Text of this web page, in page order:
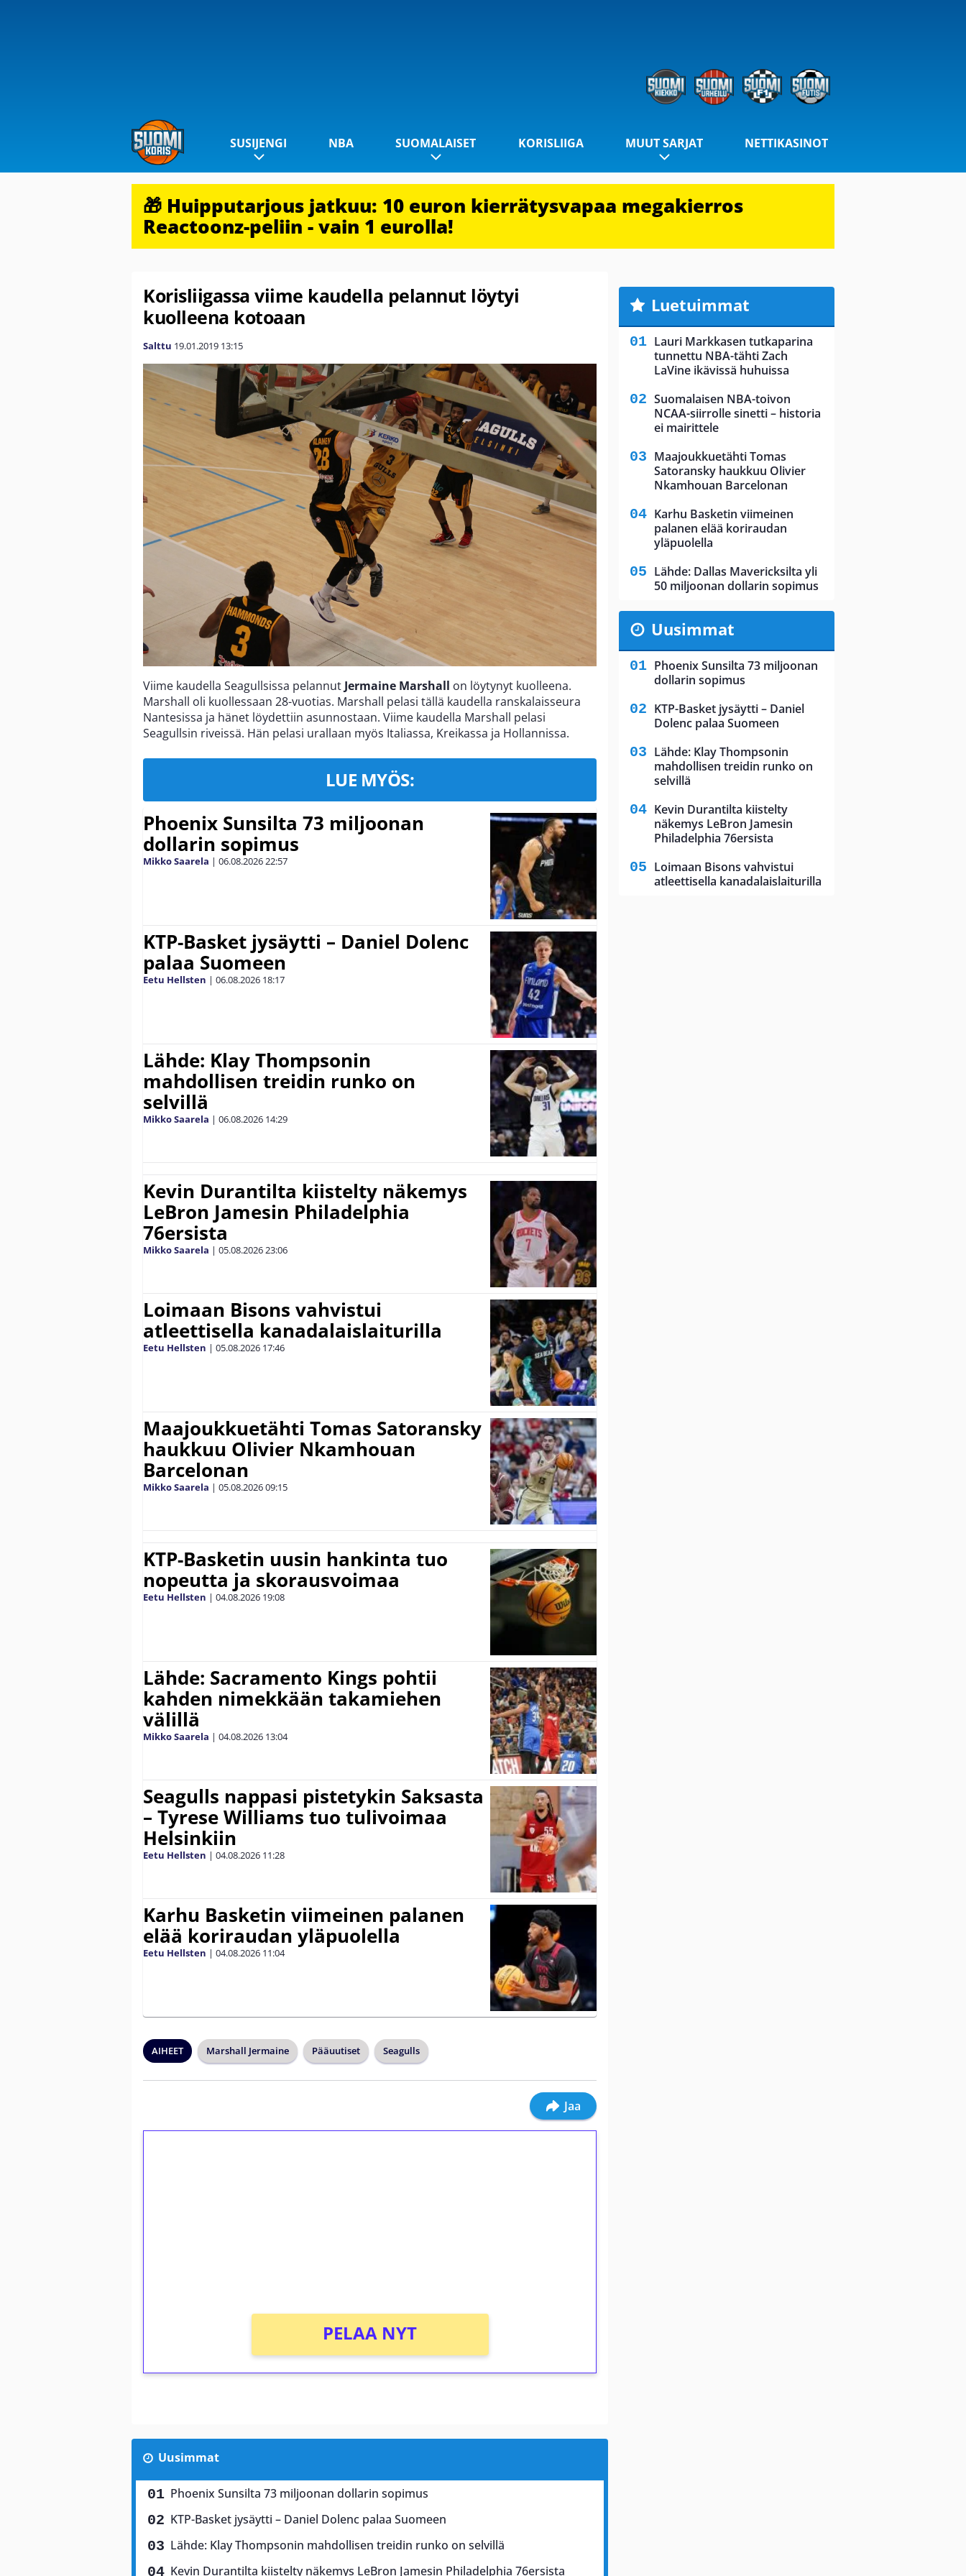
SUSIJENGI NBA SUOMALAISET KORISLIIGA MUUT SARJAT NETTIKASINOT
🎁 Huipputarjous jatkuu: 10 euron kierrätysvapaa megakierros
Reactoonz-peliin - vain 1 eurolla!
Korisliigassa viime kaudella pelannut löytyi
kuolleena kotoaan
Salttu 19.01.2019 13:15
Viime kaudella Seagullsissa pelannut Jermaine Marshall on löytynyt kuolleena.
Marshall oli kuollessaan 28-vuotias. Marshall pelasi tällä kaudella ranskalaisseura
Nantesissa ja hänet löydettiin asunnostaan. Viime kaudella Marshall pelasi
Seagullsin riveissä. Hän pelasi urallaan myös Italiassa, Kreikassa ja Hollannissa.
LUE MYÖS:
Phoenix Sunsilta 73 miljoonan
dollarin sopimus
Mikko Saarela | 06.08.202622:57
KTP-Basket jysäytti – Daniel Dolenc
palaa Suomeen
Eetu Hellsten | 06.08.2026 18:17
Lähde: Klay Thompsonin
mahdollisen treidin runko on
selvillä
Mikko Saarela | 06.08.2026 14:29
Kevin Durantilta kiistelty näkemys
LeBron Jamesin Philadelphia
76ersista
Mikko Saarela | 05.08.202623:06
Loimaan Bisons vahvistui
atleettisella kanadalaislaiturilla
Eetu Hellsten | 05.08.2026 17:46
Maajoukkuetähti Tomas Satoransky
haukkuu Olivier Nkamhouan
Barcelonan
Mikko Saarela | 05.08.202609:15
KTP-Basketin uusin hankinta tuo
nopeutta ja skorausvoimaa
Eetu Hellsten | 04.08.2026 19:08
Lähde: Sacramento Kings pohtii
kahden nimekkään takamiehen
välillä
Mikko Saarela | 04.08.2026 13:04
Seagulls nappasi pistetykin Saksasta
– Tyrese Williams tuo tulivoimaa
Helsinkiin
Eetu Hellsten | 04.08.2026 11:28
Karhu Basketin viimeinen palanen
elää koriraudan yläpuolella
Eetu Hellsten | 04.08.2026 11:04
AIHEET Marshall Jermaine Pääuutiset Seagulls
Jaa
PELAA NYT
Uusimmat
Phoenix Sunsilta 73 miljoonan dollarin sopimus
KTP-Basket jysäytti – Daniel Dolenc palaa Suomeen
Lähde: Klay Thompsonin mahdollisen treidin runko on selvillä
Kevin Durantilta kiistelty näkemys LeBron Jamesin Philadelphia 76ersista
Luetuimmat
Lauri Markkasen tutkaparina
tunnettu NBA-tähti Zach
LaVine ikävissä huhuissa
Suomalaisen NBA-toivon
NCAA-siirrolle sinetti – historia
ei mairittele
Maajoukkuetähti Tomas
Satoransky haukkuu Olivier
Nkamhouan Barcelonan
Karhu Basketin viimeinen
palanen elää koriraudan
yläpuolella
Lähde: Dallas Mavericksilta yli
50 miljoonan dollarin sopimus
Uusimmat
Phoenix Sunsilta 73 miljoonan
dollarin sopimus
KTP-Basket jysäytti – Daniel
Dolenc palaa Suomeen
Lähde: Klay Thompsonin
mahdollisen treidin runko on
selvillä
Kevin Durantilta kiistelty
näkemys LeBron Jamesin
Philadelphia 76ersista
Loimaan Bisons vahvistui
atleettisella kanadalaislaiturilla